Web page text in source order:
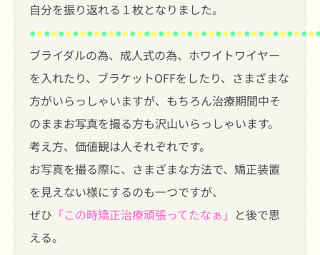
自分を振り返れる１枚となりました。
●●●●●●●●●●●●●●●●●●●●●●●●●●●●●●●●●●●●●●●●
ブライダルの為、成人式の為、ホワイトワイヤー
を入れたり、ブラケットOFFをしたり、さまざまな
方がいらっしゃいますが、もちろん治療期間中そ
のままお写真を撮る方も沢山いらっしゃいます。
考え方、価値観は人それぞれです。
お写真を撮る際に、さまざまな方法で、矯正装置
を見えない様にするのも一つですが、
ぜひ 「この時矯正治療頑張ってたなぁ」 と後で思
える。